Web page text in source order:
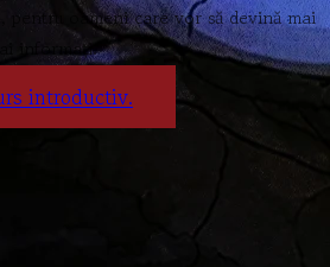
pentru oameni care vor să devină mai
informați.
introductiv.